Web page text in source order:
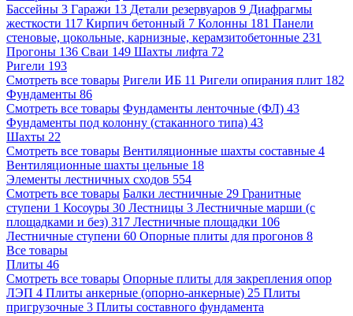
Бассейны 3 Гаражи 13 Детали резервуаров 9 Диафрагмы
жесткости 117 Кирпич бетонный 7 Колонны 181 Панели
стеновые, цокольные, карнизные, керамзитобетонные 231
Прогоны 136 Сваи 149 Шахты лифта 72
Ригели 193
Смотреть все товары Ригели ИБ 11 Ригели опирания плит 182
Фундаменты 86
Смотреть все товары Фундаменты ленточные (ФЛ) 43
Фундаменты под колонну (стаканного типа) 43
Шахты 22
Смотреть все товары Вентиляционные шахты составные 4
Вентиляционные шахты цельные 18
Элементы лестничных сходов 554
Смотреть все товары Балки лестничные 29 Гранитные
ступени 1 Косоуры 30 Лестницы 3 Лестничные марши (с
площадками и без) 317 Лестничные площадки 106
Лестничные ступени 60 Опорные плиты для прогонов 8
Все товары
Плиты 46
Смотреть все товары Опорные плиты для закрепления опор
ЛЭП 4 Плиты анкерные (опорно-анкерные) 25 Плиты
пригрузочные 3 Плиты составного фундамента